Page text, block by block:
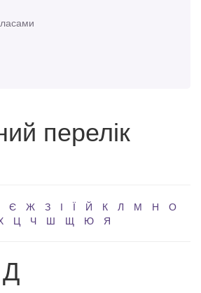
перелік
Є Ж З І Ї Й К Л М Н
О
Ц Ч Ш Щ Ю Я